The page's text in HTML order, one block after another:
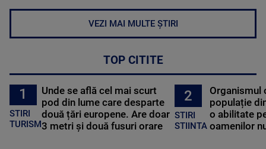
VEZI MAI MULTE ȘTIRI
TOP CITITE
1
STIRI
TURISM
Unde se află cel mai scurt
pod din lume care desparte
două țări europene. Are doar
3 metri și două fusuri orare
2
STIRI
STIINTA
Organismul
populație
o abilitate
oamenilor